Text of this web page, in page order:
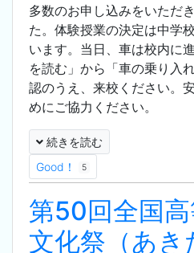
多数のお申し込みをいただ
た。体験授業の決定は中学
います。当日、車は校内に
を読む」から「車の乗り入
認のうえ、来校ください。
めにご協力ください。
続きを読む
Good！
5
第50回全国
文化祭（あき